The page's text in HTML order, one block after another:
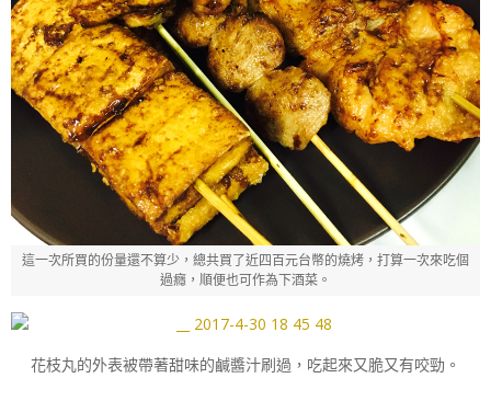
這一次所買的份量還不算少，總共買了近四百元台幣的燒烤，打算一次來吃個
過癮，順便也可作為下酒菜。
花枝丸的外表被帶著甜味的鹹醬汁刷過，吃起來又脆又有咬勁。